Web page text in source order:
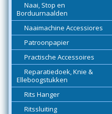
Naai, Stop en
Borduurnaalden
Naaimachine Accessiores
Patroonpapier
Practische Accessoires
Reparatiedoek, Knie &
Elleboogstukken
Rits Hanger
Ritssluiting